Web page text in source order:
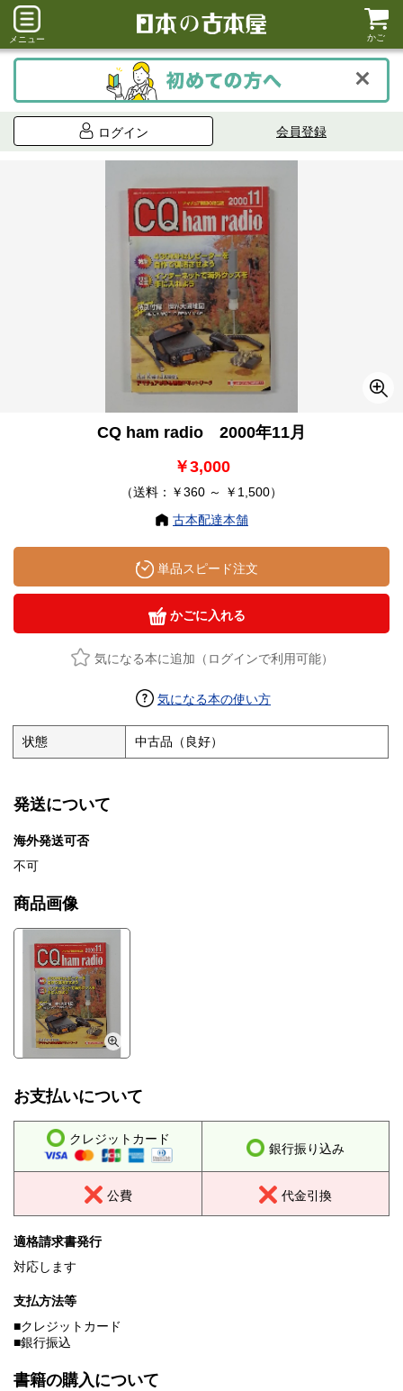
メニュー かご
ログイン 会員登録
CQ ham radio 2000年11月
￥3,000
（送料：￥360 ～ ￥1,500）
古本配達本舗
単品スピード注文
かごに入れる
気になる本に追加（ログインで利用可能）
気になる本の使い方
状態 中古品（良好）
発送について
海外発送可否
不可
商品画像
お支払いについて
クレジットカード
銀行振り込み
公費 代金引換
適格請求書発行
対応します
支払方法等
■クレジットカード
■銀行振込
書籍の購入について